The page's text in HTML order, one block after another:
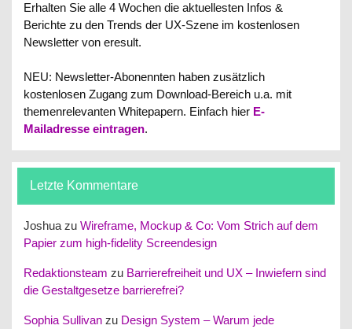
Erhalten Sie alle 4 Wochen die aktuellesten Infos &
Berichte zu den Trends der UX-Szene im kostenlosen
Newsletter von eresult.
NEU: Newsletter-Abonennten haben zusätzlich
kostenlosen Zugang zum Download-Bereich u.a. mit
themenrelevanten Whitepapern. Einfach hier E-
Mailadresse eintragen.
Letzte Kommentare
Joshua zuWireframe, Mockup & Co: Vom Strich auf dem
Papier zum high-fidelity Screendesign
Redaktionsteam zu Barrierefreiheit und UX – Inwiefern sind
die Gestaltgesetze barrierefrei?
Sophia Sullivan zu Design System – Warum jede